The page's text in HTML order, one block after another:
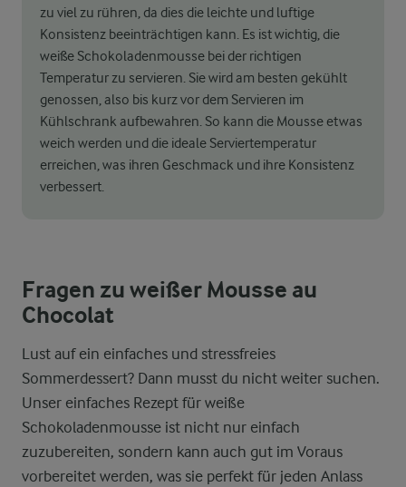
zu viel zu rühren, da dies die leichte und luftige
Konsistenz beeinträchtigen kann. Es ist wichtig, die
weiße Schokoladenmousse bei der richtigen
Temperatur zu servieren. Sie wird am besten gekühlt
genossen, also bis kurz vor dem Servieren im
Kühlschrank aufbewahren. So kann die Mousse etwas
weich werden und die ideale Serviertemperatur
erreichen, was ihren Geschmack und ihre Konsistenz
verbessert.
Fragen zu weißer Mousse au
Chocolat
Lust auf ein einfaches und stressfreies
Sommerdessert? Dann musst du nicht weiter suchen.
Unser einfaches Rezept für weiße
Schokoladenmousse ist nicht nur einfach
zuzubereiten, sondern kann auch gut im Voraus
vorbereitet werden, was sie perfekt für jeden Anlass